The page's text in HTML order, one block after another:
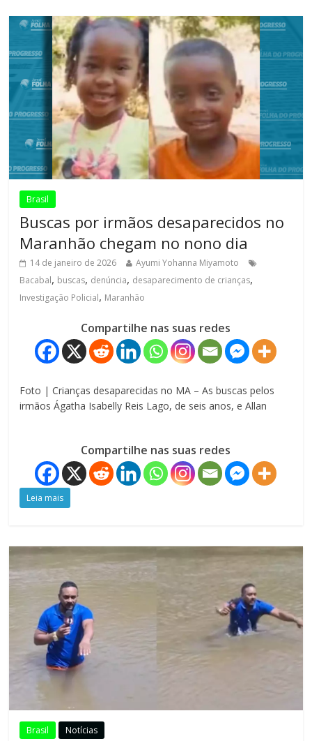
Brasil
Buscas por irmãos desaparecidos no
Maranhão chegam no nono dia
14 de janeiro de 2026
Ayumi Yohanna Miyamoto
Bacabal, buscas, denúncia, desaparecimento de crianças,
Investigação Policial, Maranhão
Compartilhe nas suas redes
Foto | Crianças desaparecidas no MA – As buscas pelos
irmãos Ágatha Isabelly Reis Lago, de seis anos, e Allan
Compartilhe nas suas redes
Leia mais
Brasil Notícias